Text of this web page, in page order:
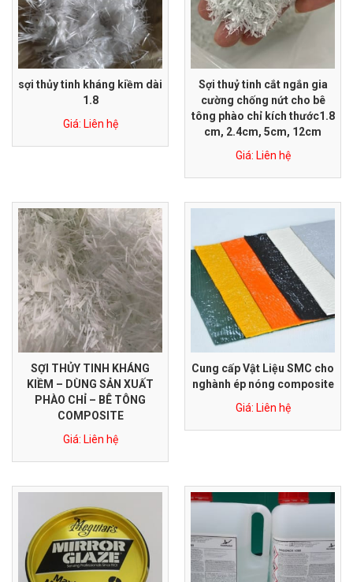
sợi thủy tinh kháng kiềm dài
1.8
Giá: Liên hệ
Sợi thuỷ tinh cắt ngắn gia
cường chống nứt cho bê
tông phào chỉ kích thước1.8
cm, 2.4cm, 5cm, 12cm
Giá: Liên hệ
SỢI THỦY TINH KHÁNG
KIỀM – DÙNG SẢN XUẤT
PHÀO CHỈ – BÊ TÔNG
COMPOSITE
Giá: Liên hệ
Cung cấp Vật Liệu SMC cho
nghành ép nóng composite
Giá: Liên hệ